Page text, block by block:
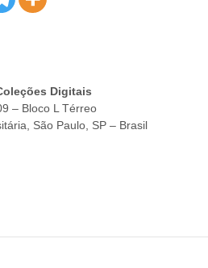
Digitais
– Bloco L Térreo
São Paulo, SP – Brasil